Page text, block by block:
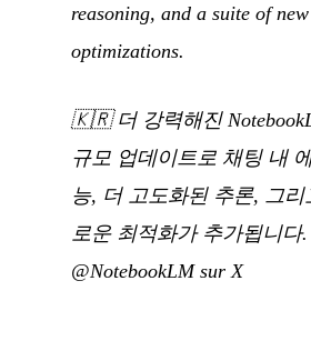
reasoning, and a suite of new
optimizations.
🇰🇷더 강력해진
규모 업데이트로 채팅 내
능, 더 고도화된 추론, 그
로운 최적화가 추가됩니다.
@NotebookLM sur X